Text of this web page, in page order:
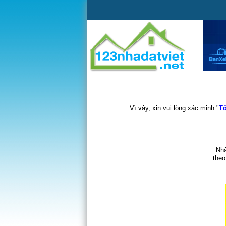
Vì vậy, xin vui lòng xác minh "